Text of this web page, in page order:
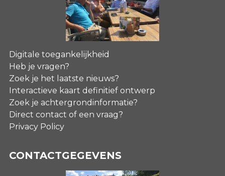
Digitale toegankelijkheid
Heb je vragen?
Zoek je het laatste nieuws?
Interactieve kaart definitief ontwerp
Zoek je achtergrondinformatie?
Direct contact of een vraag?
Privacy Policy
CONTACTGEGEVENS